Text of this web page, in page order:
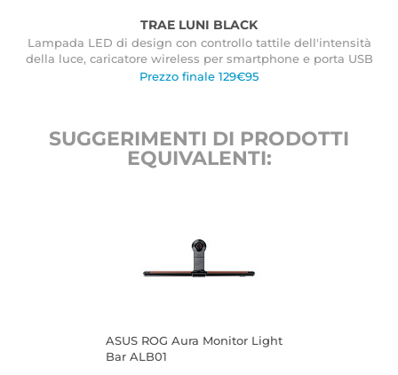
TRAE LUNI BLACK
Lampada LED di design con controllo tattile dell'intensità
della luce, caricatore wireless per smartphone e porta USB
Prezzo finale 129€95
SUGGERIMENTI DI PRODOTTI
EQUIVALENTI:
ASUS ROG Aura Monitor Light
Bar ALB01